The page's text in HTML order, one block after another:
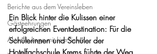
Berichte aus dem Vereinsleben
Gästeehrungen
Aktuelle Lage mit Live-Ticker
Ein Blick hinter die Kulissen einer
erfolgreichen Eventdestination: Für die
Schülerinnen und Schüler der